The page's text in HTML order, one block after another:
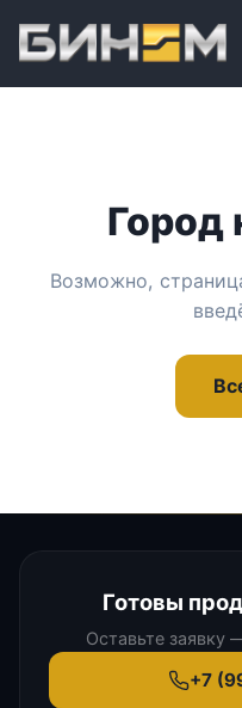
Город
Возможно,
Готовы
Оставьте заявку
+7